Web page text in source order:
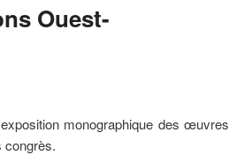
Ouest-
monographique des œuvres
congrès.